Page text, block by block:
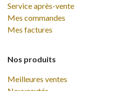
Service après-vente
Mes commandes
Mes factures
Nos produits
Meilleures ventes